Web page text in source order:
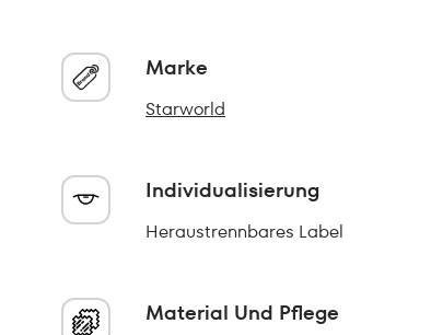
Marke
Starworld
Individualisierung
Heraustrennbares Label
Material Und Pflege